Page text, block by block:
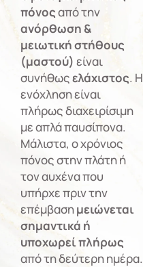
πόνοςαπό την
ανόρθωση &
μειωτική στήθους
(μαστού) είναι
συνήθωςελάχιστος. Η
ενόχληση είναι
πλήρως διαχειρίσιμη
με απλά παυσίπονα.
Μάλιστα, ο χρόνιος
πόνος στην πλάτη ή
τον αυχένα που
υπήρχε πριν την
επέμβασημειώνεται
σημαντικά ή
υποχωρεί πλήρως
από τη δεύτερη ημέρα.